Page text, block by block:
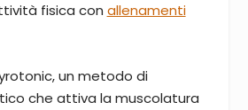
fisica con allenamenti
un metodo di
che attiva la muscolatura